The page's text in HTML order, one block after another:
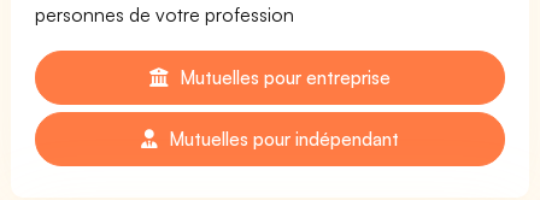
personnes de votre profession
Mutuelles pour entreprise
Mutuelles pour indépendant